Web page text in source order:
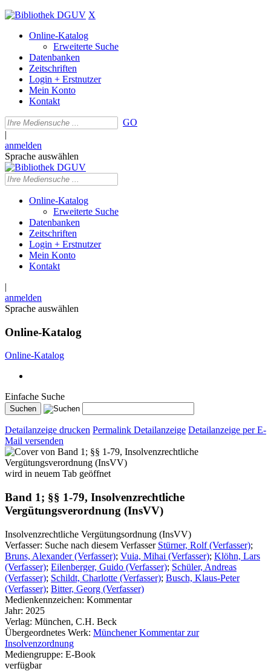
X
Online-Katalog
Erweiterte Suche
Datenbanken
Zeitschriften
Login + Erstnutzer
Mein Konto
Kontakt
GO
|
anmelden
Sprache auswählen
Online-Katalog
Erweiterte Suche
Datenbanken
Zeitschriften
Login + Erstnutzer
Mein Konto
Kontakt
|
anmelden
Sprache auswählen
Online-Katalog
Online-Katalog
Einfache Suche
Detailanzeige drucken Permalink Detailanzeige Detailanzeige per E-
Mail versenden
wird in neuem Tab geöffnet
Band 1; §§ 1-79, Insolvenzrechtliche
Vergütungsverordnung (InsVV)
Insolvenzrechtliche Vergütungsordnung (InsVV)
Verfasser: Suche nach diesem Verfasser Stürner, Rolf (Verfasser);
Bruns, Alexander (Verfasser); Vuia, Mihai (Verfasser); Klöhn, Lars
(Verfasser); Eilenberger, Guido (Verfasser); Schüler, Andreas
(Verfasser); Schildt, Charlotte (Verfasser); Busch, Klaus-Peter
(Verfasser); Bitter, Georg (Verfasser)
Medienkennzeichen: Kommentar
Jahr: 2025
Verlag: München, C.H. Beck
Übergeordnetes Werk: Münchener Kommentar zur
Insolvenzordnung
Mediengruppe: E-Book
verfügbar